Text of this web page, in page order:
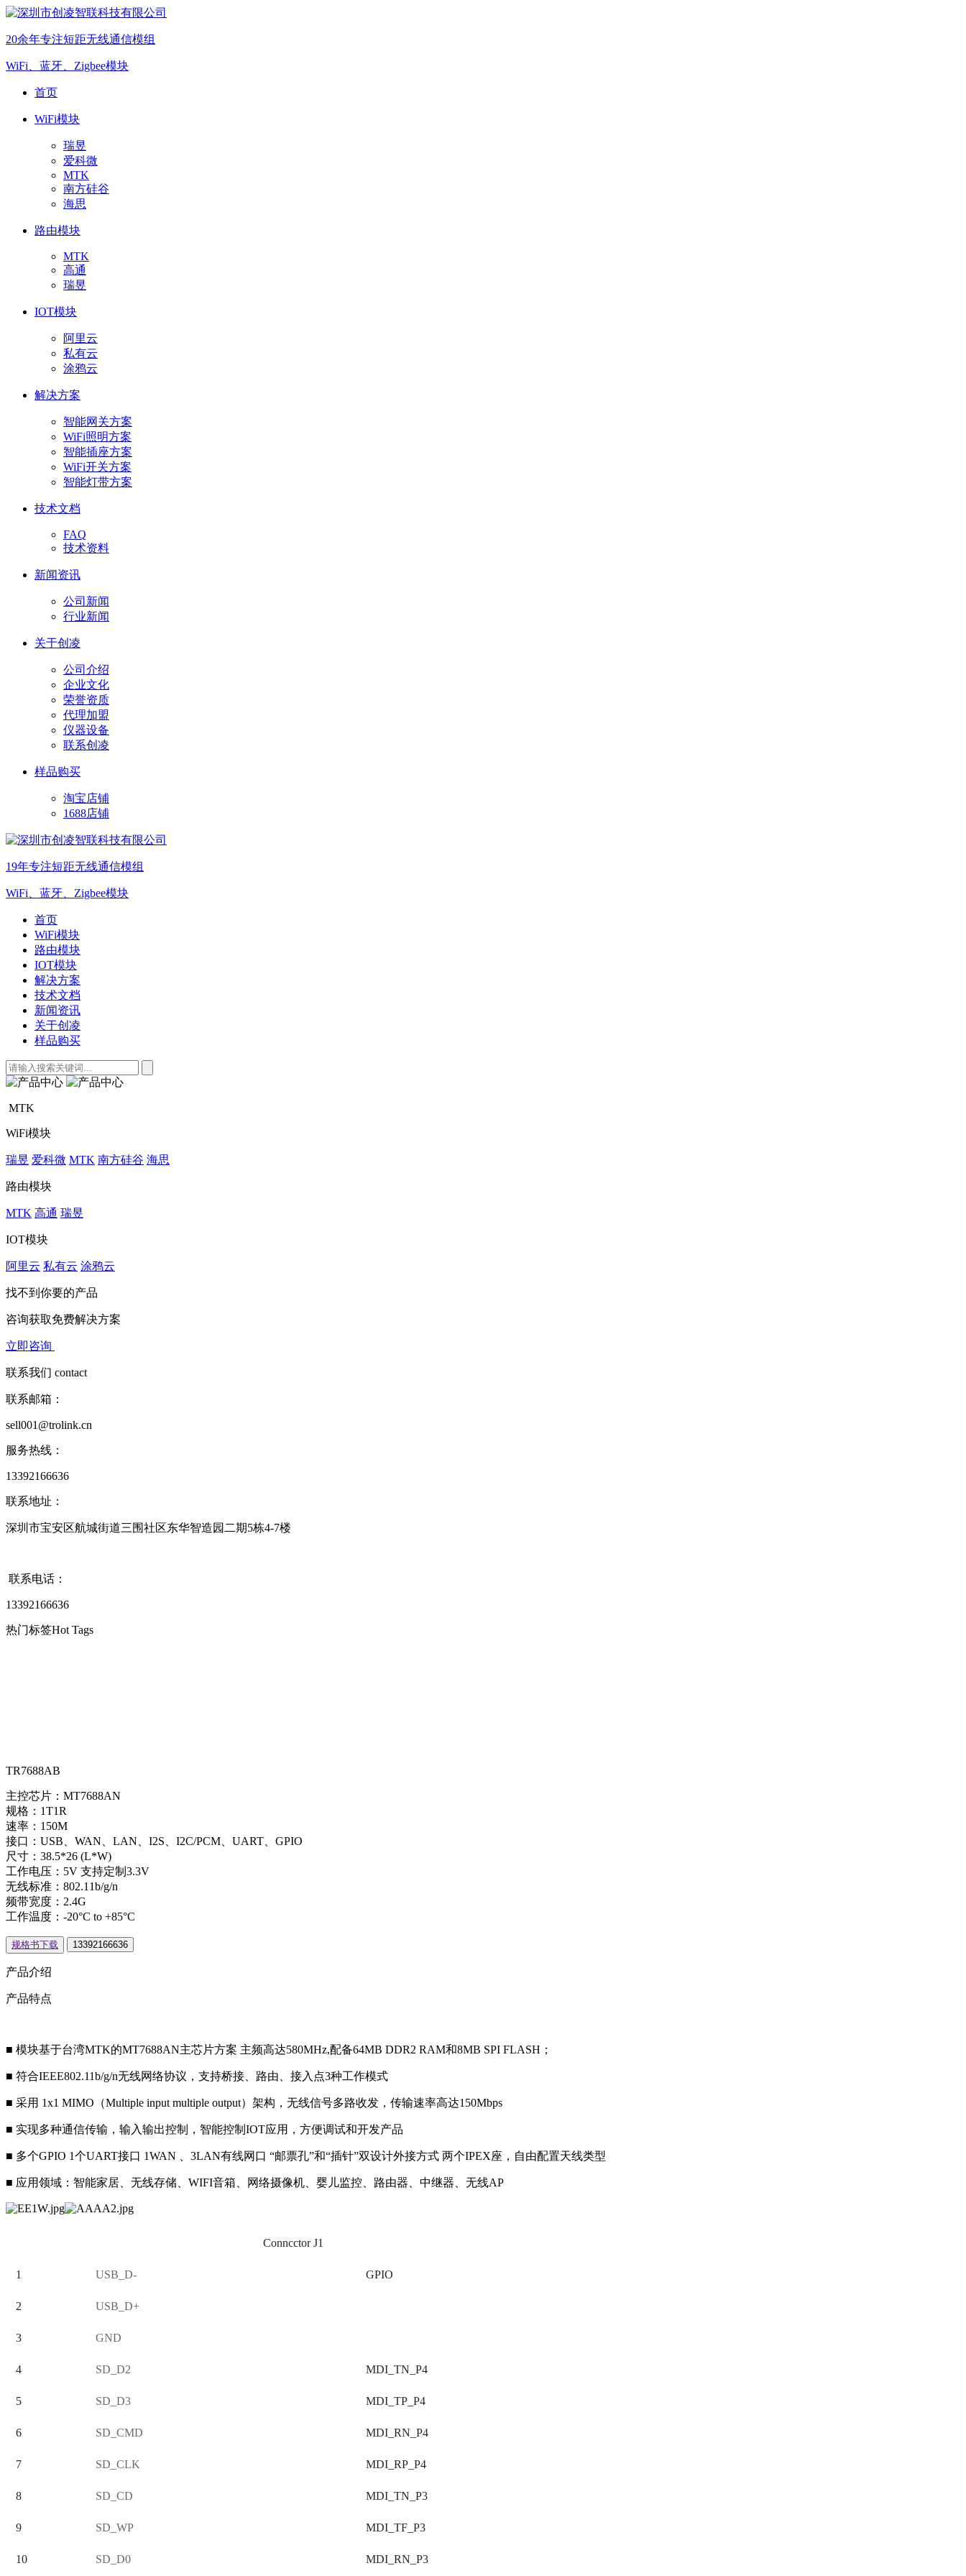
20余年专注短距无线通信模组
WiFi、蓝牙、Zigbee模块
首页
WiFi模块
瑞昱
爱科微
MTK
南方硅谷
海思
路由模块
MTK
高通
瑞昱
IOT模块
阿里云
私有云
涂鸦云
解决方案
智能网关方案
WiFi照明方案
智能插座方案
WiFi开关方案
智能灯带方案
技术文档
FAQ
技术资料
新闻资讯
公司新闻
行业新闻
关于创凌
公司介绍
企业文化
荣誉资质
代理加盟
仪器设备
联系创凌
样品购买
淘宝店铺
1688店铺
19年专注短距无线通信模组
WiFi、蓝牙、Zigbee模块
首页
WiFi模块
路由模块
IOT模块
解决方案
技术文档
新闻资讯
关于创凌
样品购买
MTK
WiFi模块
瑞昱 爱科微 MTK 南方硅谷 海思
路由模块
MTK 高通 瑞昱
IOT模块
阿里云 私有云 涂鸦云
找不到你要的产品
咨询获取免费解决方案
立即咨询
联系我们 contact
联系邮箱：
sell001@trolink.cn
服务热线：
13392166636
联系地址：
深圳市宝安区航城街道三围社区东华智造园二期5栋4-7楼
联系电话：
13392166636
热门标签Hot Tags
TR7688AB
主控芯片：MT7688AN
规格：1T1R
速率：150M
接口：USB、WAN、LAN、I2S、I2C/PCM、UART、GPIO
尺寸：38.5*26 (L*W)
工作电压：5V 支持定制3.3V
无线标准：802.11b/g/n
频带宽度：2.4G
工作温度：-20°C to +85°C
规格书下载 13392166636
产品介绍
产品特点
■ 模块基于台湾MTK的MT7688AN主芯片方案 主频高达580MHz,配备64MB DDR2 RAM和8MB SPI FLASH；
■ 符合IEEE802.11b/g/n无线网络协议，支持桥接、路由、接入点3种工作模式
■ 采用 1x1 MIMO（Multiple input multiple output）架构，无线信号多路收发，传输速率高达150Mbps
■ 实现多种通信传输，输入输出控制，智能控制IOT应用，方便调试和开发产品
■ 多个GPIO 1个UART接口 1WAN 、3LAN有线网口 “邮票孔”和“插针”双设计外接方式 两个IPEX座，自由配置天线类型
■ 应用领域：智能家居、无线存储、WIFI音箱、网络摄像机、婴儿监控、路由器、中继器、无线AP
Conncctor J1
1 USB_D- GPIO
2 USB_D+
3 GND
4 SD_D2 MDI_TN_P4
5 SD_D3 MDI_TP_P4
6 SD_CMD MDI_RN_P4
7 SD_CLK MDI_RP_P4
8 SD_CD MDI_TN_P3
9 SD_WP MDI_TF_P3
10 SD_D0 MDI_RN_P3